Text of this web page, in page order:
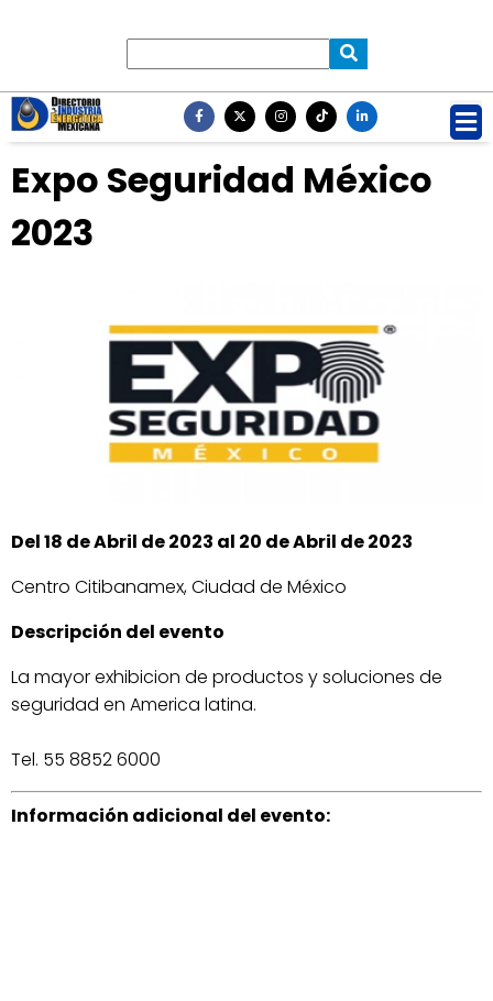
Expo Seguridad México
2023
Del 18 de Abril de 2023 al 20 de Abril de 2023
Centro Citibanamex, Ciudad de México
Descripción del evento
La mayor exhibicion de productos y soluciones de
seguridad en America latina.
Tel. 55 8852 6000
Información adicional del evento: